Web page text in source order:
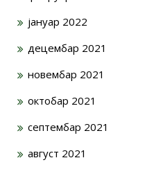
јануар 2022
децембар 2021
новембар 2021
октобар 2021
септембар 2021
август 2021